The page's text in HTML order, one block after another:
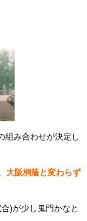
組み合わせが決定し
大阪桐蔭と変わらず
)が少し鬼門かなと